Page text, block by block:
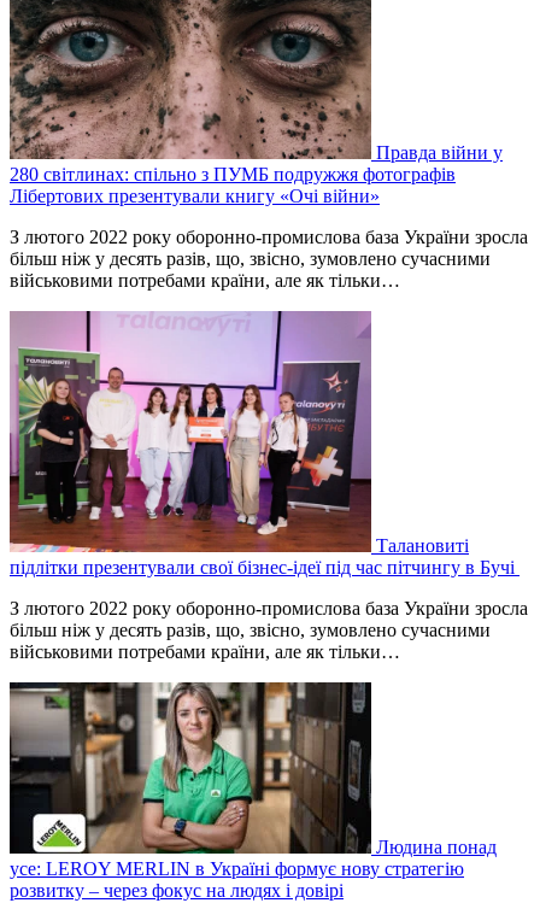
Правда війни у
280 світлинах: спільно з ПУМБ подружжя фотографів
Лібертових презентували книгу «Очі війни»
З лютого 2022 року оборонно-промислова база України зросла
більш ніж у десять разів, що, звісно, зумовлено сучасними
військовими потребами країни, але як тільки…
Талановиті
підлітки презентували свої бізнес-ідеї під час пітчингу в Бучі
З лютого 2022 року оборонно-промислова база України зросла
більш ніж у десять разів, що, звісно, зумовлено сучасними
військовими потребами країни, але як тільки…
Людина понад
усе: LEROY MERLIN в Україні формує нову стратегію
розвитку – через фокус на людях і довірі